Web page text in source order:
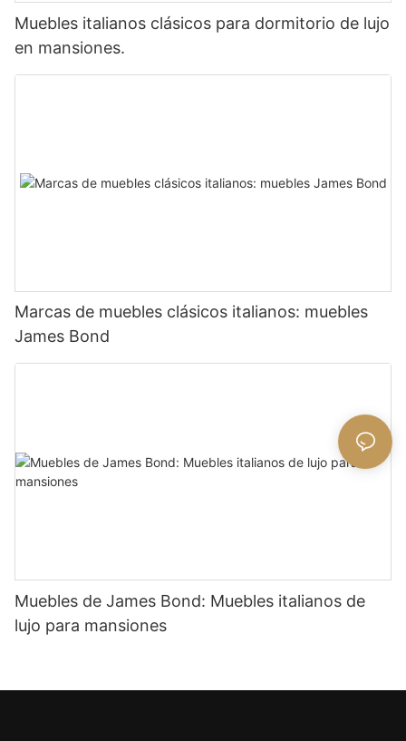
Muebles italianos clásicos para dormitorio de lujo
en mansiones.
Marcas de muebles clásicos italianos: muebles
James Bond
Muebles de James Bond: Muebles italianos de
lujo para mansiones